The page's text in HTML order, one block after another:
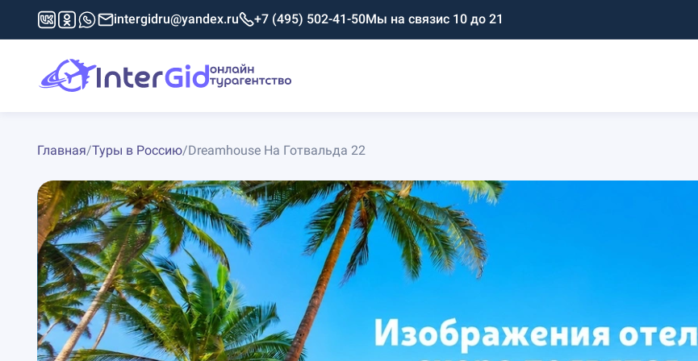
intergidru@yandex.ru +7 (495) 502-41-50Мы на связис 10 до 21
Главная/Туры в Россию/Dreamhouse На Готвальда 22